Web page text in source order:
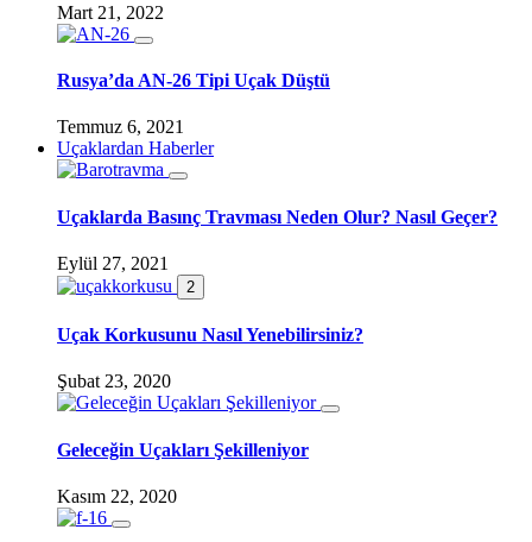
Mart 21, 2022
Rusya’da AN-26 Tipi Uçak Düştü
Temmuz 6, 2021
Uçaklardan Haberler
Uçaklarda Basınç Travması Neden Olur? Nasıl Geçer?
Eylül 27, 2021
2
Uçak Korkusunu Nasıl Yenebilirsiniz?
Şubat 23, 2020
Geleceğin Uçakları Şekilleniyor
Kasım 22, 2020